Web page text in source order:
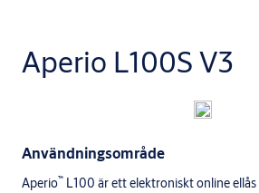
Aperio L100S V3
Användningsområde
Aperio™ L100 är ett elektroniskt online